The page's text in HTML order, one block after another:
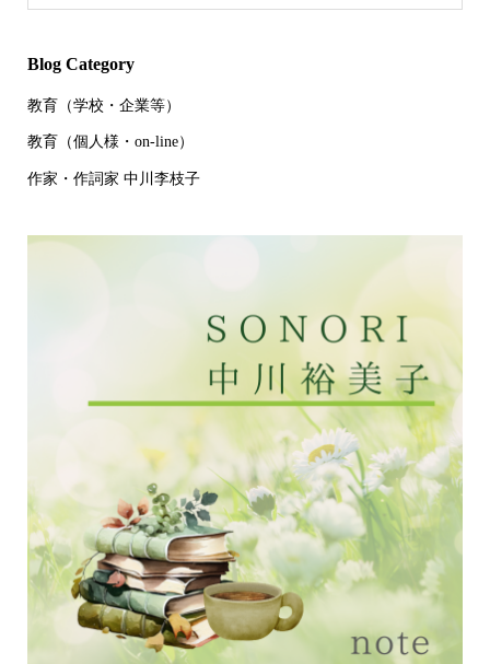
Blog Category
教育（学校・企業等）
教育（個人様・on-line）
作家・作詞家 中川李枝子